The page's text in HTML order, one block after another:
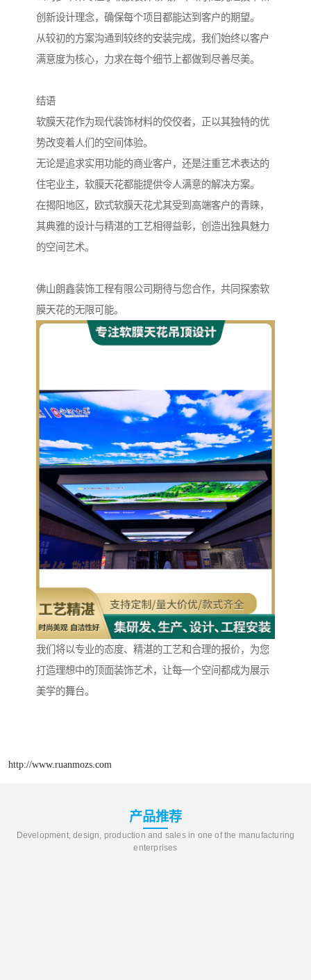
创新设计理念，确保每个项目都能达到客户的期望。
从较初的方案沟通到较终的安装完成，我们始终以客户
满意度为核心，力求在每个细节上都做到尽善尽美。
结语
软膜天花作为现代装饰材料的佼佼者，正以其独特的优
势改变着人们的空间体验。
无论是追求实用功能的商业客户，还是注重艺术表达的
住宅业主，软膜天花都能提供令人满意的解决方案。
在揭阳地区，欧式软膜天花尤其受到高端客户的青睐，
其典雅的设计与精湛的工艺相得益彰，创造出独具魅力
的空间艺术。
佛山朗鑫装饰工程有限公司期待与您合作，共同探索软
膜天花的无限可能。
我们将以专业的态度、精湛的工艺和合理的报价，为您
打造理想中的顶面装饰艺术，让每一个空间都成为展示
美学的舞台。
http://www.ruanmozs.com
产品推荐
Development, design, production and sales in one of the manufacturing
enterprises